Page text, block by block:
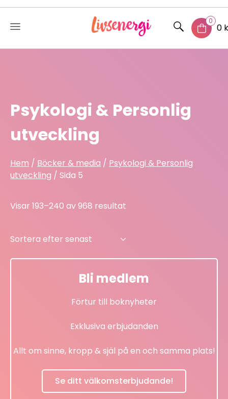
0
0
Psykologi & Personlig
utveckling
Hem / Böcker & media / Psykologi & Personlig
utveckling / Sida 5
Visar 193–240 av 968 resultat
Bli medlem
Förtur till boknyheter
Exklusiva erbjudanden
Allt om sinne, kropp & själ på en och samma plats!
Se ditt välkomsterbjudande!